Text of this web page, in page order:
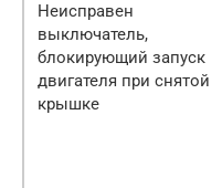
Неисправен
выключатель,
блокирующий запуск
двигателя при снятой
крышке